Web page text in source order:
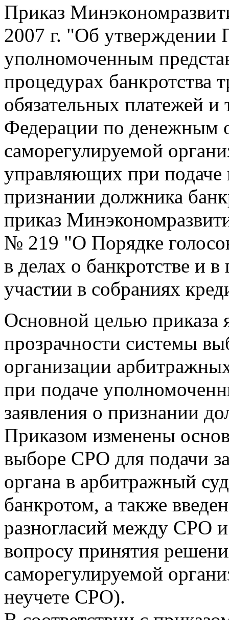
Приказ
2007 г. "Об утверждении
уполномоченным
процедурах банкротства
обязательных платежей и
Федерации по денежным
саморегулируемой
управляющих при подаче
признании должника
приказ
№ 219 "О Порядке
в делах о банкротстве и
участии в собраниях
Основной целью приказа
прозрачности системы
организации
при подаче
заявления о признании
Приказом изменены
выборе СРО для подачи
органа в арбитражный
банкротом, а также
разногласий между СРО
вопросу принятия
саморегулируемой
неучете СРО).